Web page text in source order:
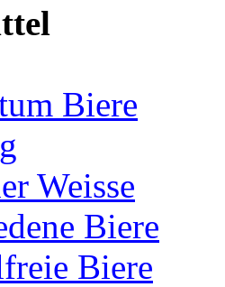
Biere
Weisse
Biere
Biere